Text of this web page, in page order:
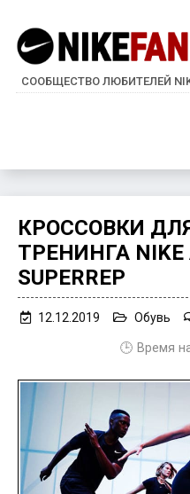
СООБЩЕСТВО ЛЮБИТЕЛЕЙ
КРОССОВКИ
ТРЕНИНГА NIKE
SUPERREP
12.12.2019 Обувь
🕒 Время